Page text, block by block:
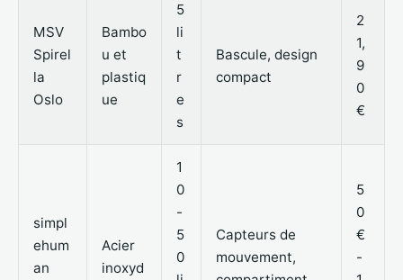
MSV
Spirel
la
Oslo
Bambo
u et
plastiq
ue
5
li
t
r
e
s
Bascule, design
compact
2
1,
9
0
€
simpl
ehum
an
Acier
inoxyd
1
0
-
5
0
Capteurs de
mouvement,
5
0
€
-